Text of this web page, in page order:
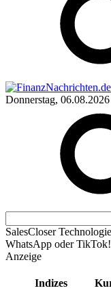
Donnerstag, 06.08.2026
SalesCloser
WhatsApp oder TikTok!
Anzeige
Indizes